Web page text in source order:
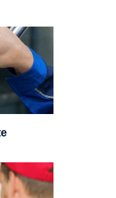
ou la
vous
de